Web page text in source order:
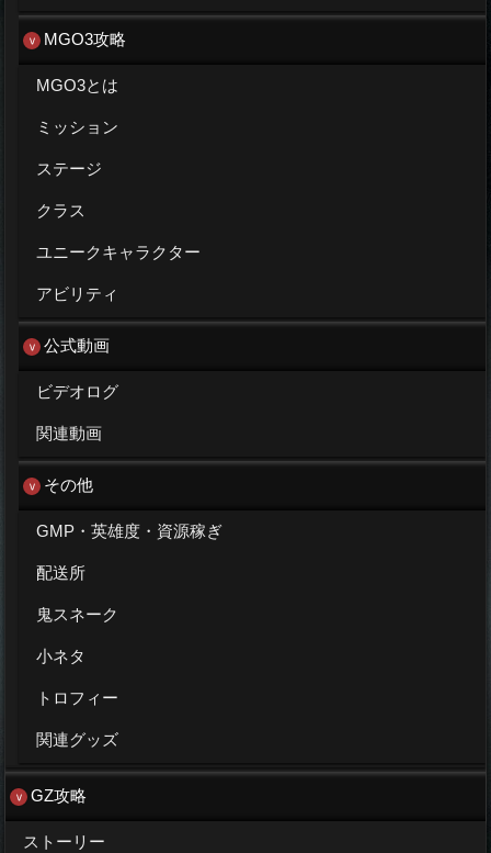
MGO3攻略
MGO3とは
ミッション
ステージ
クラス
ユニークキャラクター
アビリティ
公式動画
ビデオログ
関連動画
その他
GMP・英雄度・資源稼ぎ
配送所
鬼スネーク
小ネタ
トロフィー
関連グッズ
GZ攻略
ストーリー